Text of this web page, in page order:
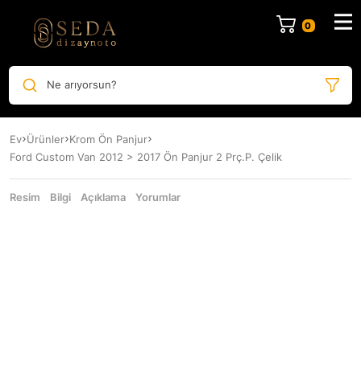
Ne arıyorsun?
Ev Ürünler Krom Ön Panjur
Ford Custom Van 2012 > 2017 Ön Panjur 2 Prç.P. Çelik
Resim Bilgi Açıklama Yorumlar